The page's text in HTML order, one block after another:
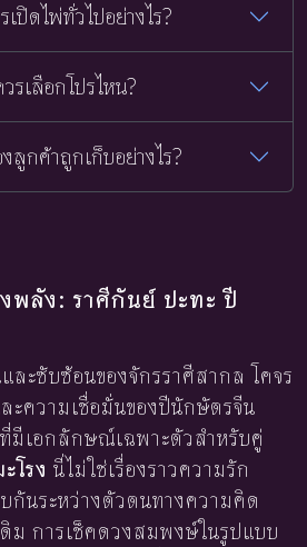
ปิดไพ่ทั่วไปอย่างไร?
เลือกโปรไหน?
กค้าถูกเก็บอย่างไร?
พลัง: ราศีกันย์ ปะทะ ปี
ละซับซ้อนของจักรราศีสากล โคจร
ะความเชื่อมั่นของปีนักษัตรจีน
มีเอกลักษณ์เฉพาะตัวสำหรับคู่
โรง นี่ไม่ใช่เรื่องราวความรัก
กันระหว่างตัวตนทางความคิด
การเช็คดวงสมพงษ์ในรูปแบบ